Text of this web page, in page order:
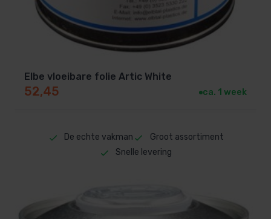
Elbe vloeibare folie Artic White
52,45 ca. 1 week
De echte vakman
Groot assortiment
Snelle levering